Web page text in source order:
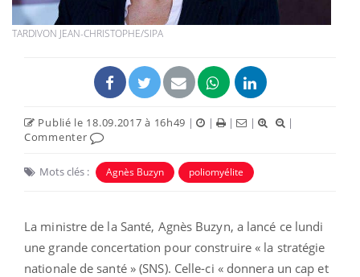
TARDIVON JEAN-CHRISTOPHE/SIPA
Publié le 18.09.2017 à 16h49 | | | |
|
Commenter
Mots clés : Agnès Buzyn poliomyélite
La ministre de la Santé, Agnès Buzyn, a lancé ce lundi
une grande concertation pour construire « la stratégie
nationale de santé » (SNS). Celle-ci « donnera un cap et